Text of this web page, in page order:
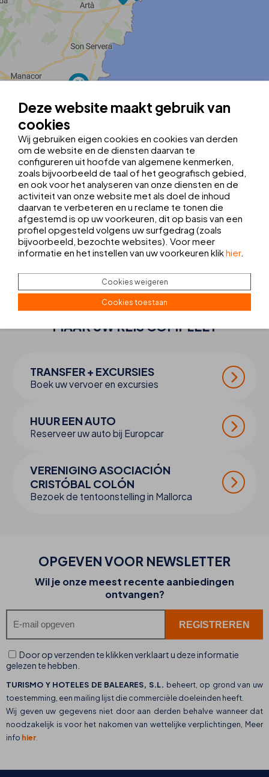
MapLibre| © OpenStreetMap contributors|Kobalt Technologies
Tel.:+34 971 565 017
guyaplayarecep@thbhotels.com
Registratienummer: H/2654
Breedtegraad:39.7194782
Lengtegraad:3.4596714
Kies je vertrekpunt:
LUCHTHAVEN
BUSSTATION
MAAK UWREISCOMPLEET
TRANSFER + EXCURSIES
Boek uw vervoer en excursies
HUUR EEN AUTO
Reserveer uw auto bij Europcar
VERENIGING ASOCIACIÓN
CRISTÓBAL COLÓN
Bezoek de tentoonstelling in Mallorca
OPGEVEN VOOR NEWSLETTER
Wil je onze meest recente aanbiedingen
ontvangen?
Door op verzenden te klikken verklaart u deze informatie
gelezen te hebben.
TURISMO Y HOTELES DE BALEARES, S.L. beheert, op grond van uw
toestemming, een mailing lijst die commerciële doeleinden heeft.
Wij geven uw gegevens niet door aan derden behalve wanneer dat
noodzakelijk is voor het nakomen van wettelijke verplichtingen, Meer
info hier.
Deze website maakt gebruik van
cookies
Wij gebruiken eigen cookies en cookies van derden
om de website en de diensten daarvan te
configureren uit hoofde van algemene kenmerken,
zoals bijvoorbeeld de taal of het geografisch gebied,
en ook voor het analyseren van onze diensten en de
activiteit van onze website met als doel de inhoud
daarvan te verbeteren en u reclame te tonen die
afgestemd is op uw voorkeuren, dit op basis van een
profiel opgesteld volgens uw surfgedrag (zoals
bijvoorbeeld, bezochte websites). Voor meer
informatie en het instellen van uw voorkeuren klikhier.
Cookies weigeren
Cookies toestaan